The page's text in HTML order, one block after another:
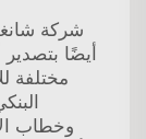
شركة
أيضًا
مختلفة